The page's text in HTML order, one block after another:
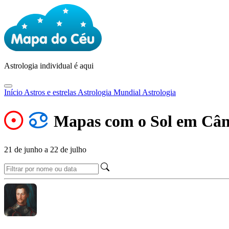
Astrologia individual é aqui
Início Astros e estrelas Astrologia Mundial Astrologia
Mapas com o Sol em
21 de junho a 22 de julho